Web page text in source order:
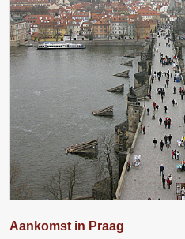
Aankomst in Praag